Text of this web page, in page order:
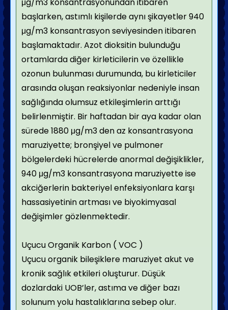
başlarken, astımlı kişilerde aynı şikayetler 940
μg/m3 konsantrasyon seviyesinden itibaren
başlamaktadır. Azot dioksitin bulunduğu
ortamlarda diğer kirleticilerin ve özellikle
ozonun bulunması durumunda, bu kirleticiler
arasında oluşan reaksiyonlar nedeniyle insan
sağlığında olumsuz etkileşimlerin arttığı
belirlenmiştir. Bir haftadan bir aya kadar olan
sürede 1880 μg/m3 den az konsantrasyona
maruziyette; bronşiyel ve pulmoner
bölgelerdeki hücrelerde anormal değişiklikler,
940 μg/m3 konsantrasyona maruziyette ise
akciğerlerin bakteriyel enfeksiyonlara karşı
hassasiyetinin artması ve biyokimyasal
değişimler gözlenmektedir.
Uçucu Organik Karbon ( VOC )
Uçucu organik bileşiklere maruziyet akut ve
kronik sağlık etkileri oluşturur. Düşük
dozlardaki UOB’ler, astıma ve diğer bazı
solunum yolu hastalıklarına sebep olur.